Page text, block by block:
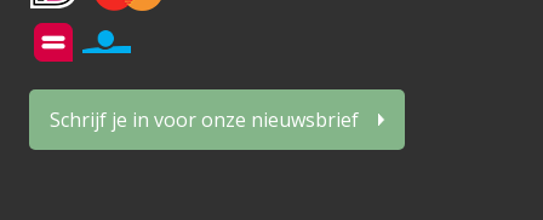
Schrijf je in voor onze nieuwsbrief